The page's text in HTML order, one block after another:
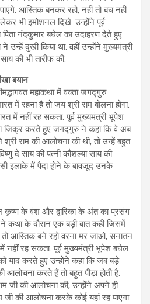
आस्तिक बनकर रहो, नहीं तो बच नहीं
भी इमोशनल दिखे. उन्होंने पूर्व
नंदकुमार बघेल का उदाहरण देते हुए
उन्हें दुखी किया था. वहीं उन्होंने मुख्यमंत्री
की भी तारीफ की.
बयान
महाकथा में वक्ता जगद्गुरु
में रहना है तो जय श्री राम बोलना होगा.
में नहीं रह सकता. पूर्व मुख्यमंत्री भूपेश
जिक्र करते हुए जगद्गुरु ने कहा कि वे अब
राम की आलोचना की थी, तो उन्हें बहुत
दे साय की पत्नी कौशल्या साय की
इलाके में पैदा होने के बावजूद उनके
कृष्ण के वंश और द्वारिका के अंत का प्रसंग
ने कथा के दौरान एक बड़ी बात कही जिसमें
तो आस्तिक बने रहो वरना मर जाओ, सनातन
नहीं रह सकता. पूर्व मुख्यमंत्री भूपेश बघेल
याद करते हुए उन्होंने कहा कि जब बड़े
करते हैं तो बहुत पीड़ा होती है.
जी की आलोचना की, उन्होंने अपने ही
जी की आलोचना करके कोई यहां रह पाएगा.